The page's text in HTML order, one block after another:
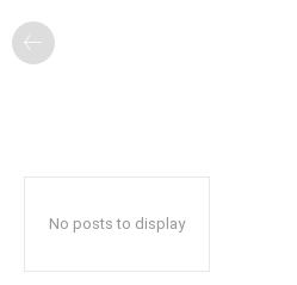
No posts to display